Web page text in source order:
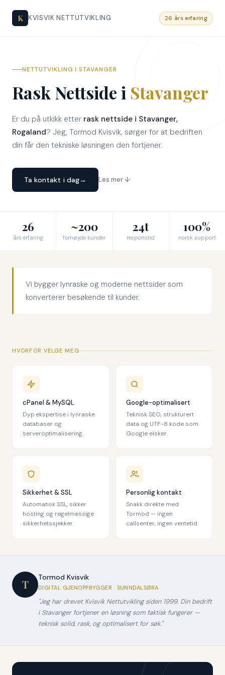
K KVISVIK NETTUTVIKLING 26 års erfaring
NETTUTVIKLING I STAVANGER
Rask Nettside i Stavanger
Er du på utkikk etter rask nettside i Stavanger,
Rogaland? Jeg, Tormod Kvisvik, sørger for at bedriften
din får den tekniske løsningen den fortjener.
Ta kontakt i dag→ Les mer ↓
26
års erfaring
~200
fornøyde kunder
24t
responstid
100%
norsk support
Vi bygger lynraske og moderne nettsider som
konverterer besøkende til kunder.
HVORFOR VELGE MEG
cPanel & MySQL
Dyp ekspertise i lynraske
databaser og
serveroptimalisering.
Google-optimalisert
Teknisk SEO, strukturert
data og UTF-8 kode som
Google elsker.
Sikkerhet & SSL
Automatisk SSL, sikker
hosting og regelmessige
sikkerhetssjekker.
Personlig kontakt
Snakk direkte med
Tormod — ingen
callsenter, ingen ventetid.
T
Tormod Kvisvik
DIGITAL GJENOPPBYGGER · SUNNDALSØRA
"Jeg har drevet Kvisvik Nettutvikling siden 1999. Din bedrift
i Stavanger fortjener en løsning som faktisk fungerer —
teknisk solid, rask, og optimalisert for søk."